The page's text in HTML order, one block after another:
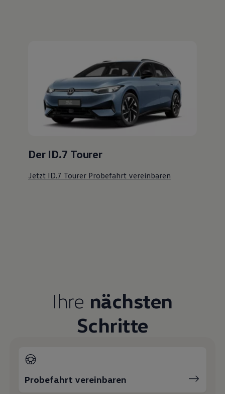
Der ID.7 Tourer
Jetzt ID.7 Tourer Probefahrt vereinbaren
Probefahrt vereinbaren
Fahrzeugangebot anfordern